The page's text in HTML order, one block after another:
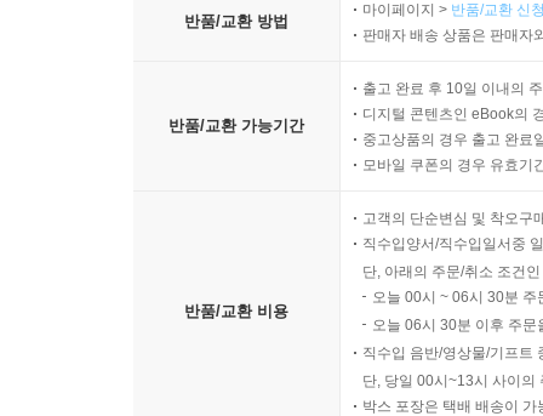
반품/교환 방법
마이페이지 > 반품/교환 신
판매자 배송 상품은 판매자
반품/교환 가능기간
출고 완료 후 10일 이내의
디지털 콘텐츠인 eBook의
중고상품의 경우 출고 완료
모바일 쿠폰의 경우 유효기
반품/교환 비용
고객의 단순변심 및 착오구
직수입양서/직수입일서중
단, 아래의 주문/취소 조건
오늘 00시 ~ 06시 30분
오늘 06시 30분 이후 주
직수입 음반/영상물/기프트
단, 당일 00시~13시 사이의
박스 포장은 택배 배송이